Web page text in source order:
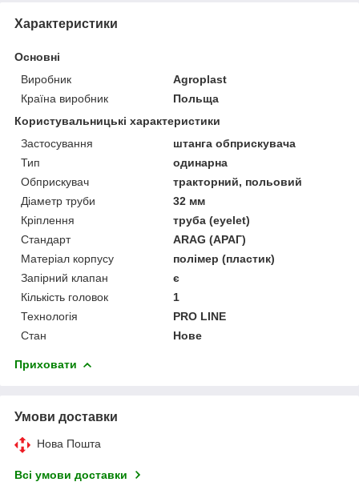
Характеристики
Основні
Виробник
Agroplast
Країна виробник
Польща
Користувальницькі характеристики
Застосування
штанга обприскувача
Тип
одинарна
Обприскувач
тракторний, польовий
Діаметр труби
32 мм
Кріплення
труба (eyelet)
Стандарт
ARAG (АРАГ)
Матеріал корпусу
полімер (пластик)
Запірний клапан
є
Кількість головок
1
Технологія
PRO LINE
Стан
Нове
Приховати
Умови доставки
Нова Пошта
Всі умови доставки